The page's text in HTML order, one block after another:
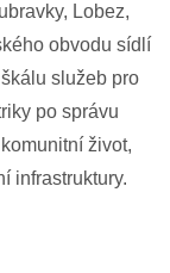
Lobez,
obvodu sídlí
služeb pro
po správu
život,
infrastruktury.